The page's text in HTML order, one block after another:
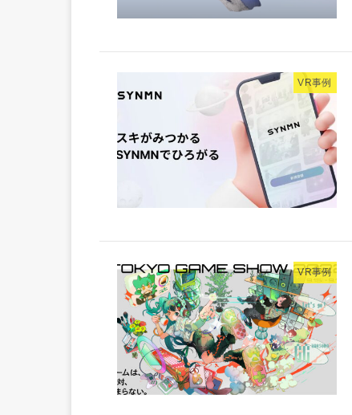
VR事例
VR事例